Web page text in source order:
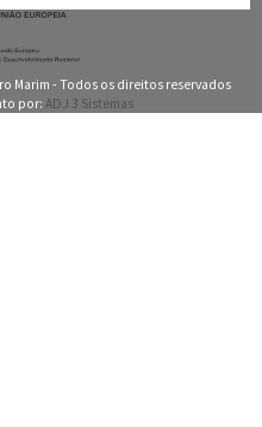
Marim - Todos os direitos reservados
por: ADJ 3 Sistemas